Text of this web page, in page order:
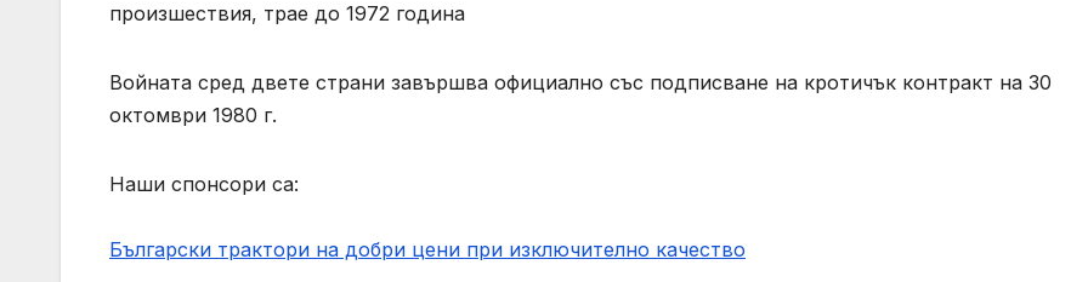
произшествия, трае до 1972 година
Войната сред двете страни завършва официално със подписване на кротичък контракт на 30
октомври 1980 г.
Наши спонсори са:
Български трактори на добри цени при изключително качество